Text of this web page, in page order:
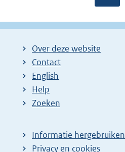
Over deze website
Contact
English
Help
Zoeken
Informatie hergebruiken
Privacy en cookies